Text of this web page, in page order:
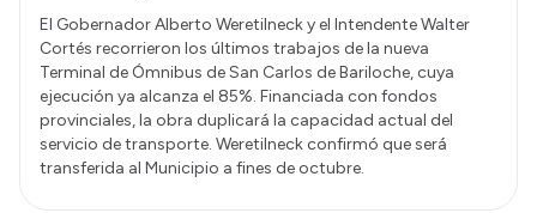
El Gobernador Alberto Weretilneck y el Intendente Walter
Cortés recorrieron los últimos trabajos de la nueva
Terminal de Ómnibus de San Carlos de Bariloche, cuya
ejecución ya alcanza el 85%. Financiada con fondos
provinciales, la obra duplicará la capacidad actual del
servicio de transporte. Weretilneck confirmó que será
transferida al Municipio a fines de octubre.